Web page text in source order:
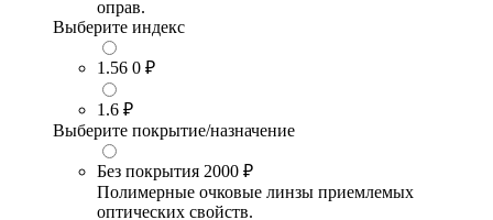
оправ.
Выберите индекс
1.56 0 ₽
1.6 ₽
Выберите покрытие/назначение
Без покрытия 2000 ₽
Полимерные очковые линзы приемлемых
оптических свойств.